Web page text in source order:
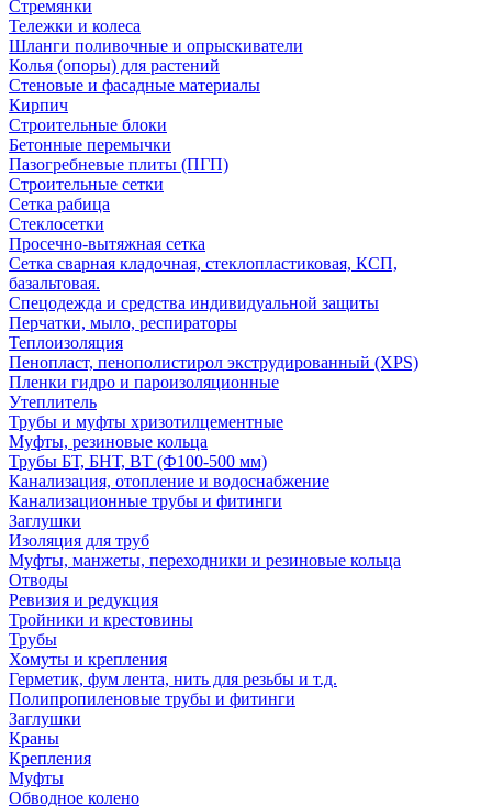
Стремянки
Тележки и колеса
Шланги поливочные и опрыскиватели
Колья (опоры) для растений
Стеновые и фасадные материалы
Кирпич
Строительные блоки
Бетонные перемычки
Пазогребневые плиты (ПГП)
Строительные сетки
Сетка рабица
Стеклосетки
Просечно-вытяжная сетка
Сетка сварная кладочная, стеклопластиковая, КСП,
базальтовая.
Спецодежда и средства индивидуальной защиты
Перчатки, мыло, респираторы
Теплоизоляция
Пенопласт, пенополистирол экструдированный (XPS)
Пленки гидро и пароизоляционные
Утеплитель
Трубы и муфты хризотилцементные
Муфты, резиновые кольца
Трубы БТ, БНТ, ВТ (Ф100-500 мм)
Канализация, отопление и водоснабжение
Канализационные трубы и фитинги
Заглушки
Изоляция для труб
Муфты, манжеты, переходники и резиновые кольца
Отводы
Ревизия и редукция
Тройники и крестовины
Трубы
Хомуты и крепления
Герметик, фум лента, нить для резьбы и т.д.
Полипропиленовые трубы и фитинги
Заглушки
Краны
Крепления
Муфты
Обводное колено